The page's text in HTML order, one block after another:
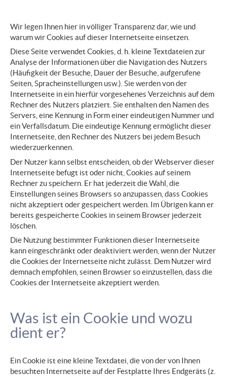
Wir legen Ihnen hier in völliger Transparenz dar, wie und
warum wir Cookies auf dieser Internetseite einsetzen.
Diese Seite verwendet Cookies, d. h. kleine Textdateien zur
Analyse der Informationen über die Navigation des Nutzers
(Häufigkeit der Besuche, Dauer der Besuche, aufgerufene
Seiten, Spracheinstellungen usw.). Sie werden von der
Internetseite in ein hierfür vorgesehenes Verzeichnis auf dem
Rechner des Nutzers platziert. Sie enthalten den Namen des
Servers, eine Kennung in Form einer eindeutigen Nummer und
ein Verfallsdatum. Die eindeutige Kennung ermöglicht dieser
Internetseite, den Rechner des Nutzers bei jedem Besuch
wiederzuerkennen.
Der Nutzer kann selbst entscheiden, ob der Webserver dieser
Internetseite befugt ist oder nicht, Cookies auf seinem
Rechner zu speichern. Er hat jederzeit die Wahl, die
Einstellungen seines Browsers so anzupassen, dass Cookies
nicht akzeptiert oder gespeichert werden. Im Übrigen kann er
bereits gespeicherte Cookies in seinem Browser jederzeit
löschen.
Die Nutzung bestimmter Funktionen dieser Internetseite
kann eingeschränkt oder deaktiviert werden, wenn der Nutzer
die Cookies der Internetseite nicht zulässt. Dem Nutzer wird
demnach empfohlen, seinen Browser so einzustellen, dass die
Cookies der Internetseite akzeptiert werden.
Was ist ein Cookie und wozu
dient er?
Ein Cookie ist eine kleine Textdatei, die von der von Ihnen
besuchten Internetseite auf der Festplatte Ihres Endgeräts (z.